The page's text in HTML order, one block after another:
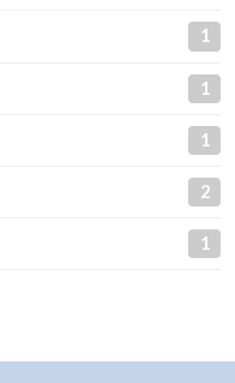
1
1
1
2
1